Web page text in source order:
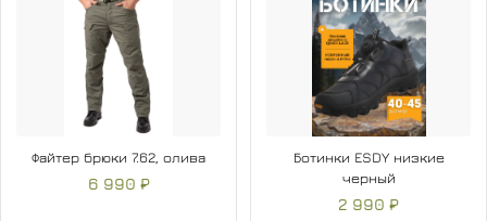
Файтер брюки 7.62, олива
6 990 ₽
Ботинки ESDY низкие
черный
2 990 ₽